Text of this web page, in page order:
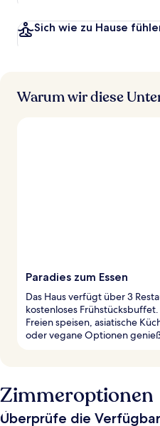
Sich wie zu Hause
Warum wir diese
Paradies zum Essen
Das Haus verfügt über 3
kostenloses
Freien speisen, asiatische
oder vegane Optionen
Zimmeroptionen
Überprüfe die